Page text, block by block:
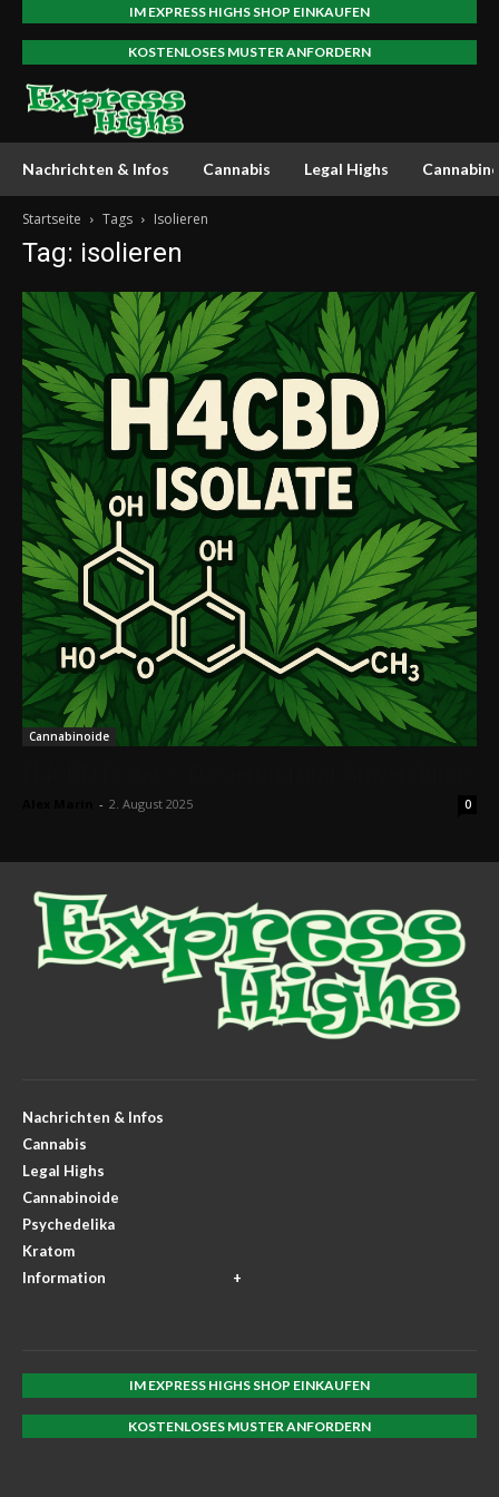
IM EXPRESS HIGHS SHOP EINKAUFEN
KOSTENLOSES MUSTER ANFORDERN
Nachrichten & Infos Cannabis Legal Highs
Startseite Tags Isolieren
Tag: isolieren
Cannabinoide
- 2. August 2025 0
Nachrichten & Infos
Cannabis
Legal Highs
Cannabinoide
Psychedelika
Kratom
Information
IM EXPRESS HIGHS SHOP EINKAUFEN
KOSTENLOSES MUSTER ANFORDERN